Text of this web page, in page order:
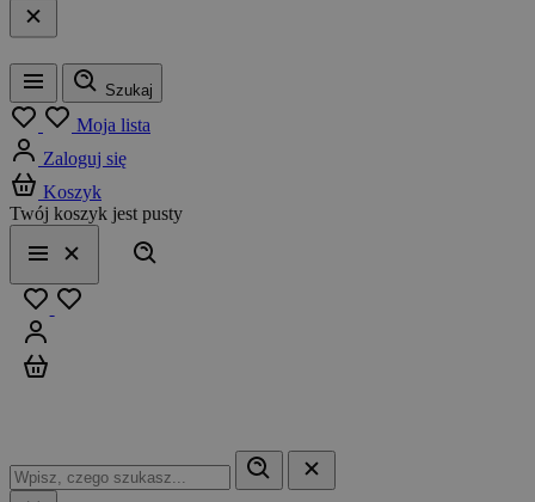
Menu
Szukaj
Moja lista
Zaloguj się
Koszyk
Twój koszyk jest pusty
Menu
Zamknij